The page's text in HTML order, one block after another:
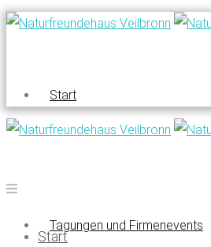
Start
Tagungen und Firmenevents
Start